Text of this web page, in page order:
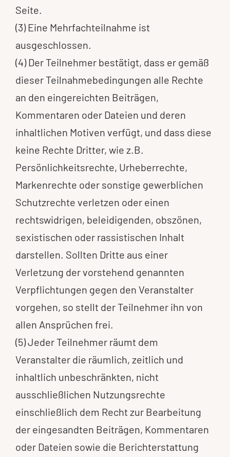
Seite.
(3) Eine Mehrfachteilnahme ist
ausgeschlossen.
(4) Der Teilnehmer bestätigt, dass er gemäß
dieser Teilnahmebedingungen alle Rechte
an den eingereichten Beiträgen,
Kommentaren oder Dateien und deren
inhaltlichen Motiven verfügt, und dass diese
keine Rechte Dritter, wie z.B.
Persönlichkeitsrechte, Urheberrechte,
Markenrechte oder sonstige gewerblichen
Schutzrechte verletzen oder einen
rechtswidrigen, beleidigenden, obszönen,
sexistischen oder rassistischen Inhalt
darstellen. Sollten Dritte aus einer
Verletzung der vorstehend genannten
Verpflichtungen gegen den Veranstalter
vorgehen, so stellt der Teilnehmer ihn von
allen Ansprüchen frei.
(5) Jeder Teilnehmer räumt dem
Veranstalter die räumlich, zeitlich und
inhaltlich unbeschränkten, nicht
ausschließlichen Nutzungsrechte
einschließlich dem Recht zur Bearbeitung
der eingesandten Beiträgen, Kommentaren
oder Dateien sowie die Berichterstattung